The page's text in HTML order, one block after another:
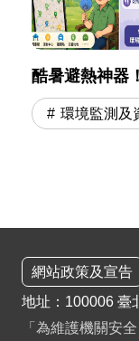
酷暑避熱神器
環境監測及
網站政策及宣告
地址：100006 臺
「為維護機關安